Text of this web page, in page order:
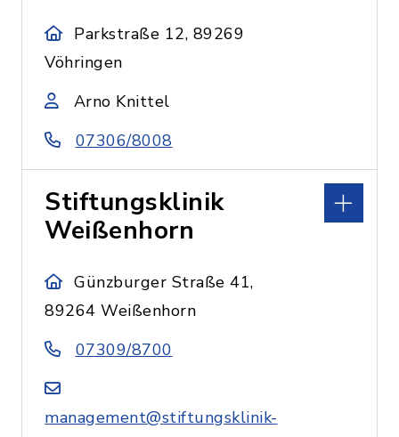
Parkstraße 12, 89269
Vöhringen
Arno Knittel
07306/8008
Stiftungsklinik
Weißenhorn
Günzburger Straße 41,
89264 Weißenhorn
07309/8700
management@stiftungsklinik-